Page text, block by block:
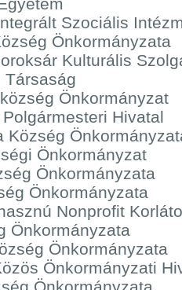
Szociális
Önkormányzata
Kulturális
Társaság
Önkormányzat
Hivatal
Község
Önkormányzat
Önkormányzata
Önkormányzata
Nonprofit
Önkormányzata
Önkormányzata
Önkormányzati